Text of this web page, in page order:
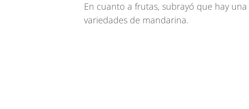
En cuanto a frutas, subrayó que hay
variedades de mandarina.